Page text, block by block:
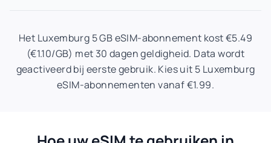
Het Luxemburg 5 GB eSIM-abonnement kost €5.49
(€1.10/GB) met 30 dagen geldigheid. Data wordt
geactiveerd bij eerste gebruik. Kies uit 5 Luxemburg
eSIM-abonnementen vanaf €1.99.